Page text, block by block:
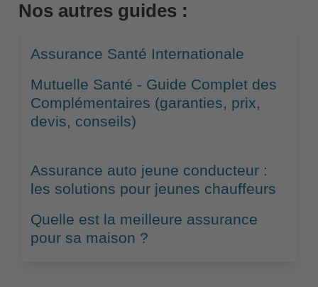
Nos autres guides :
Assurance Santé Internationale
Mutuelle Santé - Guide Complet des
Complémentaires (garanties, prix,
devis, conseils)
Assurance auto jeune conducteur :
les solutions pour jeunes chauffeurs
Quelle est la meilleure assurance
pour sa maison ?